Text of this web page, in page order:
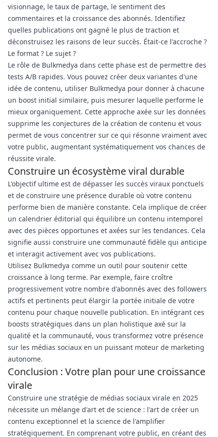
visionnage, le taux de partage, le sentiment des
commentaires et la croissance des abonnés. Identifiez
quelles publications ont gagné le plus de traction et
déconstruisez les raisons de leur succès. Était-ce l'accroche ?
Le format ? Le sujet ?
Le rôle de Bulkmedya dans cette phase est de permettre des
tests A/B rapides. Vous pouvez créer deux variantes d'une
idée de contenu, utiliser Bulkmedya pour donner à chacune
un boost initial similaire, puis mesurer laquelle performe le
mieux organiquement. Cette approche axée sur les données
supprime les conjectures de la création de contenu et vous
permet de vous concentrer sur ce qui résonne vraiment avec
votre public, augmentant systématiquement vos chances de
réussite virale.
Construire un écosystème viral durable
L'objectif ultime est de dépasser les succès viraux ponctuels
et de construire une présence durable où votre contenu
performe bien de manière constante. Cela implique de créer
un calendrier éditorial qui équilibre un contenu intemporel
avec des pièces opportunes et axées sur les tendances. Cela
signifie aussi construire une communauté fidèle qui anticipe
et interagit activement avec vos publications.
Utilisez Bulkmedya comme un outil pour soutenir cette
croissance à long terme. Par exemple, faire croître
progressivement votre nombre d'abonnés avec des followers
actifs et pertinents peut élargir la portée initiale de votre
contenu pour chaque nouvelle publication. En intégrant ces
boosts stratégiques dans un plan holistique axé sur la
qualité et la communauté, vous transformez votre présence
sur les médias sociaux en un puissant moteur de marketing
autonome.
Conclusion : Votre plan pour une croissance
virale
Construire une stratégie de médias sociaux virale en 2025
nécessite un mélange d'art et de science : l'art de créer un
contenu exceptionnel et la science de l'amplifier
stratégiquement. En comprenant votre public, en créant des